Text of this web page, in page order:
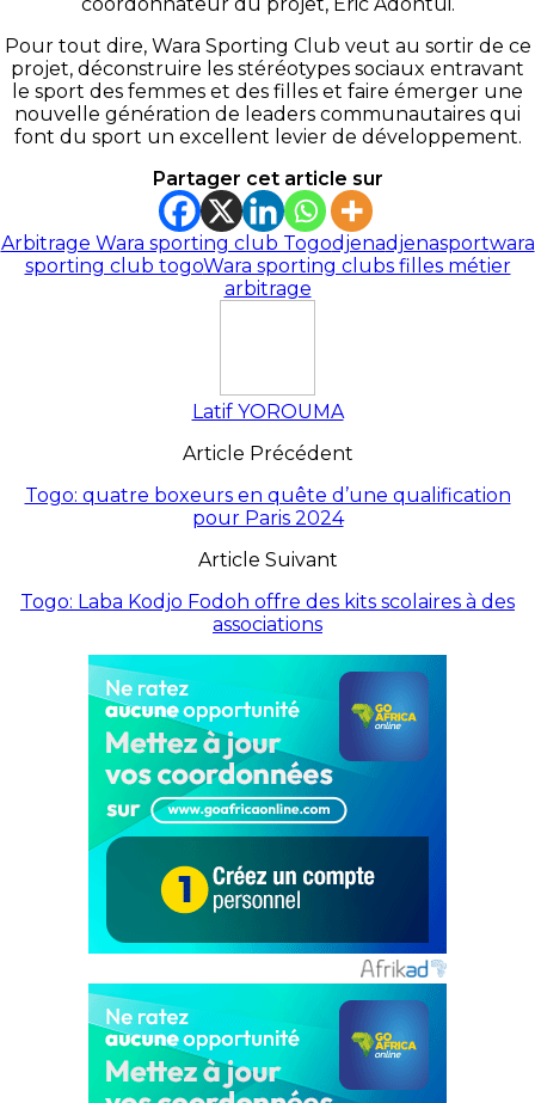
Pour tout dire, Wara Sporting Club veut au sortir de ce
projet, déconstruire les stéréotypes sociaux entravant
le sport des femmes et des filles et faire émerger une
nouvelle génération de leaders communautaires qui
font du sport un excellent levier de développement.
Partager cet article sur
Arbitrage Wara sporting club Togodjenadjenasportwara
sporting club togoWara sporting clubs filles métier
arbitrage
Latif YOROUMA
Article Précédent
Togo: quatre boxeurs en quête d’une qualification
pour Paris 2024
Article Suivant
Togo: Laba Kodjo Fodoh offre des kits scolaires à des
associations